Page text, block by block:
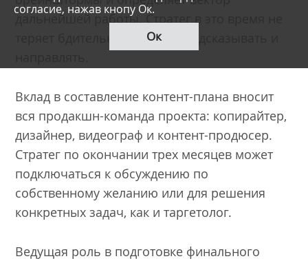
дальнейшей работы. Стратег в это время не
теряет бдительности, готов подсказывать и
Вклад в составление контент-плана вносит
вся продакшн-команда проекта: копирайтер,
дизайнер, видеограф и контент-продюсер.
Стратег по окончании трех месяцев может
подключаться к обсуждению по
собственному желанию или для решения
конкретных задач, как и таргетолог.
Ведущая роль в подготовке финального
согласие, нажав кнопу Ок.
Ок